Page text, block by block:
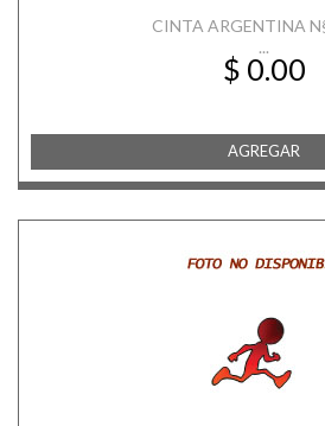
CINTA ARGENTINA
...
$ 0.00
AGREGAR